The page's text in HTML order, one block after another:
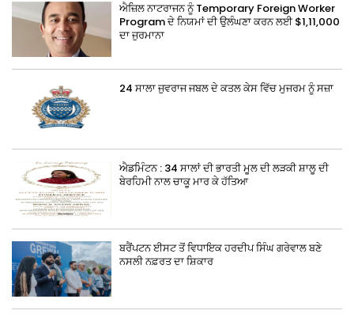
ਐਜ਼ਿਲ ਨਾਟਰਾਜਨ ਨੂੰ Temporary Foreign Worker
Program ਦੇ ਨਿਯਮਾਂ ਦੀ ਉਲੰਘਣਾ ਕਰਨ ਲਈ $1,11,000
ਦਾ ਜੁਰਮਾਨਾ
24 ਸਾਲਾ ਜੁਵਰਾਜ ਜਬਲ ਦੇ ਕਤਲ ਕੇਸ ਵਿੱਚ ਮੁਜਰਮ ਨੂੰ ਸਜ਼ਾ
ਐਡਮਿੰਟਨ : 34 ਸਾਲਾਂ ਦੀ ਭਾਰਤੀ ਮੂਲ ਦੀ ਲੜਕੀ ਸ਼ਾਲੂ ਦੀ
ਬੇਰਹਿਮੀ ਨਾਲ ਚਾਕੂ ਮਾਰ ਕੇ ਹੱਤਿਆ
ਬਰੈਂਪਟਨ ਈਸਟ ਤੋਂ ਵਿਧਾਇਕ ਹਰਦੀਪ ਸਿੰਘ ਗਰੇਵਾਲ ਬਣੇ
ਨਸਲੀ ਨਫ਼ਰਤ ਦਾ ਸ਼ਿਕਾਰ